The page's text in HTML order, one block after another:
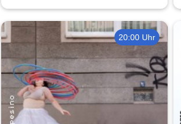
20:00 Uhr